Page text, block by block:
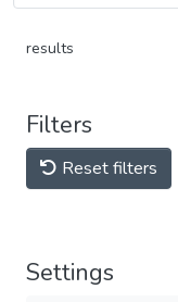
results
Filters
Reset filters
Settings